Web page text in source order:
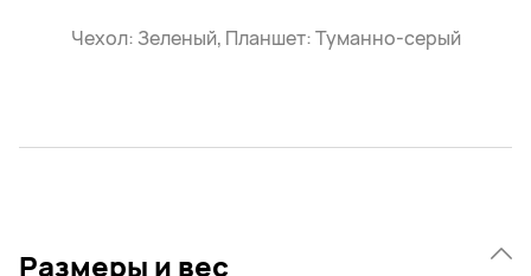
Чехол: Зеленый, Планшет: Туманно-серый
Размеры и вес